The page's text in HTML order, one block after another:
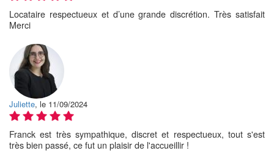
Locataire respectueux et d’une grande discrétion. Très satisfait
Merci
Juliette, le 11/09/2024
Franck est très sympathique, discret et respectueux, tout s'est
très bien passé, ce fut un plaisir de l'accueillir !